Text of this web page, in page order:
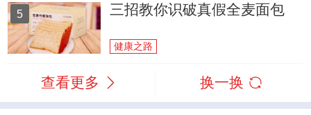
5 三招教你识破真假全麦面包
健康之路
查看更多 换一换